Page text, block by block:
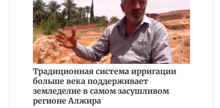
Традиционная система ирригации
больше века поддерживает
земледелие в самом засушливом
регионе Алжира